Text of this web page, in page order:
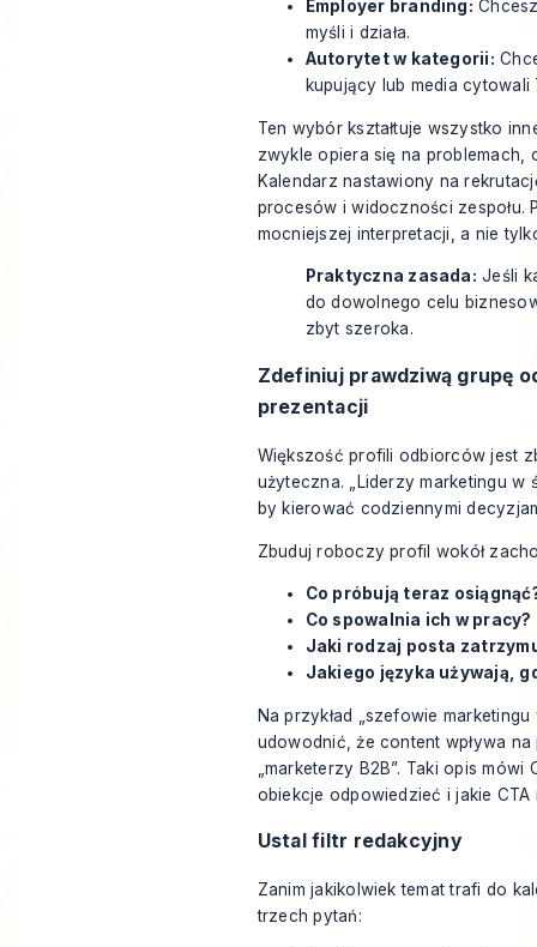
Employer branding:
myśli i działa.
Autorytet w kategorii:
kupujący lub media cytowali
Ten wybór kształtuje wszystko
zwykle opiera się na problemach,
Kalendarz nastawiony na
procesów i widoczności zespołu.
mocniejszej interpretacji, a nie
Praktyczna zasada: Jeśli
do dowolnego celu
zbyt szeroka.
Zdefiniuj prawdziwą grupę
prezentacji
Większość profili odbiorców jest
użyteczna. „Liderzy marketingu w
by kierować codziennymi
Zbuduj roboczy profil wokół
Co próbują teraz
Co spowalnia ich w pracy?
Jaki rodzaj posta
Jakiego języka używają,
Na przykład „szefowie
udowodnić, że content wpływa
„marketerzy B2B”. Taki opis
obiekcje odpowiedzieć i jakie
Ustal filtr redakcyjny
Zanim jakikolwiek temat trafi do
trzech pytań: